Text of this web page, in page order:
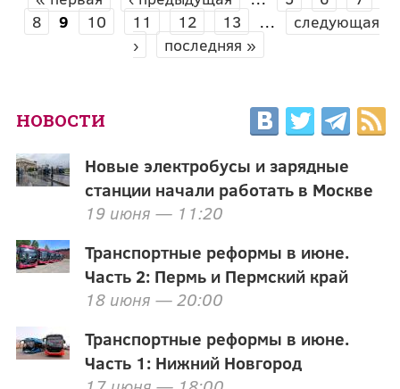
СТРАНИЦЫ
8
9 10 11 12 13 …
следующая
›
последняя »
НОВОСТИ
Новые электробусы и зарядные
станции начали работать в Москве
19 июня — 11:20
Транспортные реформы в июне.
Часть 2: Пермь и Пермский край
18 июня — 20:00
Транспортные реформы в июне.
Часть 1: Нижний Новгород